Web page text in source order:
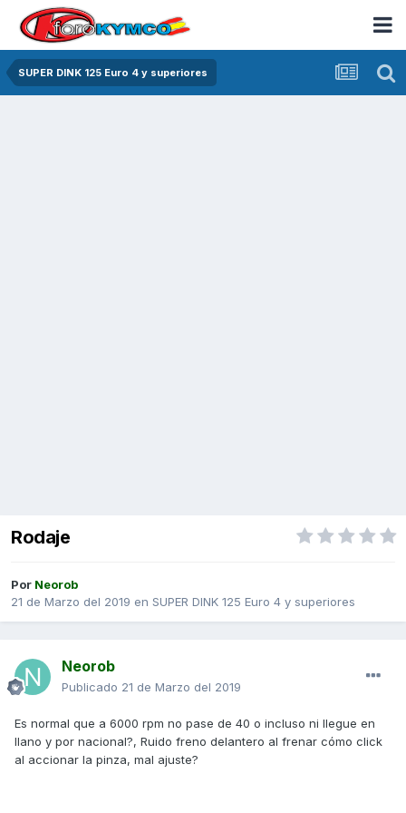
SUPER DINK 125 Euro 4 y superiores
Rodaje
Por Neorob
21 de Marzo del 2019 en SUPER DINK 125 Euro 4 y superiores
Neorob
Publicado 21 de Marzo del 2019
Es normal que a 6000 rpm no pase de 40 o incluso ni llegue en
llano y por nacional?, Ruido freno delantero al frenar cómo click
al accionar la pinza, mal ajuste?